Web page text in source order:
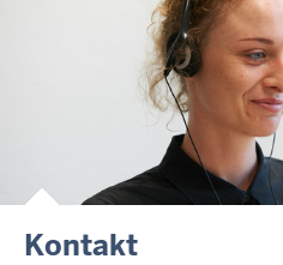
Kontakt